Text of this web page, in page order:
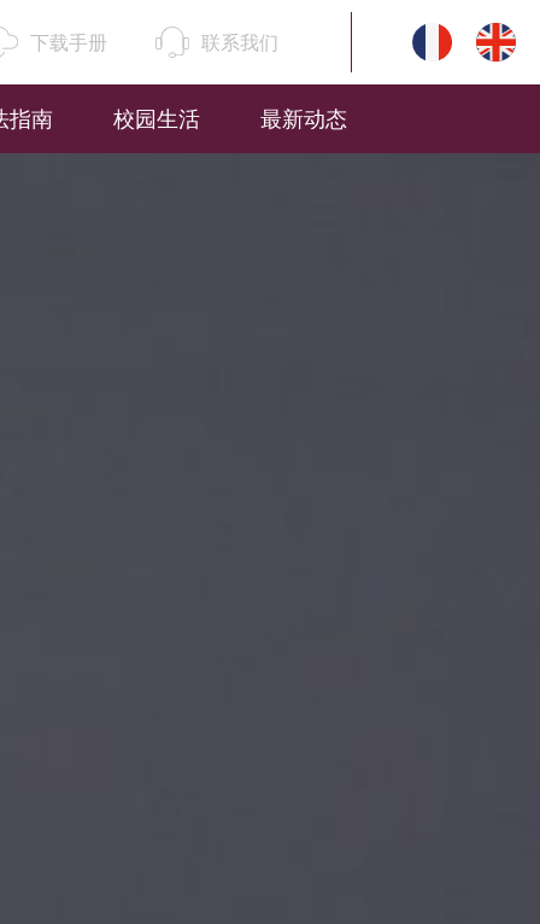
下载手册 联系我们
指南 校园生活 最新动态